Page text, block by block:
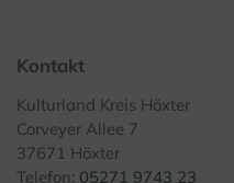
Kontakt
Kulturland Kreis Höxter
Corveyer Allee 7
37671 Höxter
Telefon: 05271 9743 23